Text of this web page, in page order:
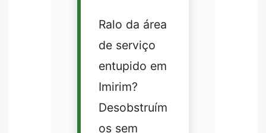
Ralo da área
de serviço
entupido em
Imirim?
Desobstruím
os sem